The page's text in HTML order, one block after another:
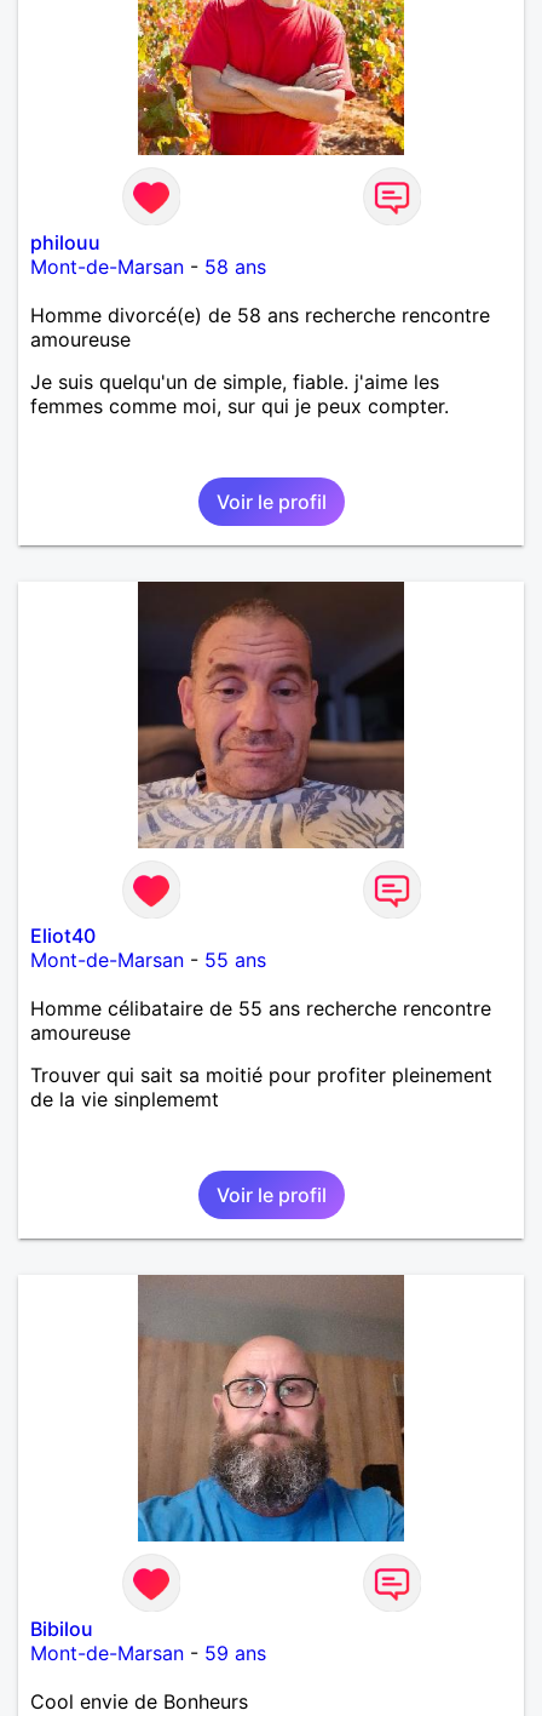
philouu
Mont-de-Marsan - 58 ans
Homme divorcé(e) de 58 ans recherche rencontre
amoureuse
Je suis quelqu'un de simple, fiable. j'aime les
femmes comme moi, sur qui je peux compter.
Voir le profil
Eliot40
Mont-de-Marsan - 55 ans
Homme célibataire de 55 ans recherche rencontre
amoureuse
Trouver qui sait sa moitié pour profiter pleinement
de la vie sinplememt
Voir le profil
Bibilou
Mont-de-Marsan - 59 ans
Cool envie de Bonheurs